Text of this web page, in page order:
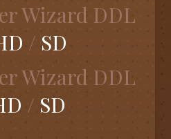
Wizard DDL
/ SD
Wizard DDL
/ SD